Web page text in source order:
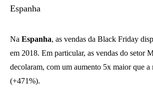
Espanha
Na Espanha, as vendas da Black Friday
em 2018. Em particular, as vendas do setor
decolaram, com um aumento 5x maior que a
(+471%).